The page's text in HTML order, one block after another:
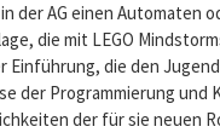
der AG einen Automaten
die mit LEGO
Einführung, die den
der Programmierung und
der für sie neuen